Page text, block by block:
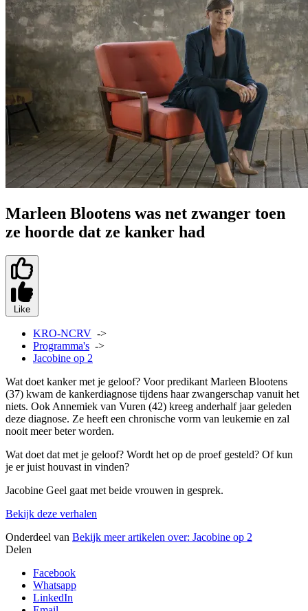
Marleen Blootens was net zwanger toen
ze hoorde dat ze kanker had
Like
KRO-NCRV ->
Programma's ->
Jacobine op 2
Wat doet kanker met je geloof? Voor predikant Marleen Blootens
(37) kwam de kankerdiagnose tijdens haar zwangerschap vanuit het
niets. Ook Annemiek van Vuren (42) kreeg anderhalf jaar geleden
deze diagnose. Ze heeft een chronische vorm van leukemie en zal
nooit meer beter worden.
Wat doet dat met je geloof? Wordt het op de proef gesteld? Of kun
je er juist houvast in vinden?
Jacobine Geel gaat met beide vrouwen in gesprek.
Bekijk deze verhalen
Onderdeel van Bekijk meer artikelen over: Jacobine op 2
Delen
Facebook
Whatsapp
LinkedIn